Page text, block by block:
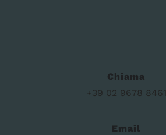
Chiama
+39 02 9678 8461
Email